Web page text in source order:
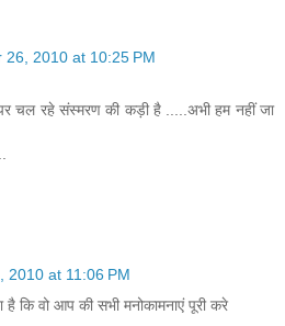
26, 2010 at 10:25 PM
चल रहे संस्मरण की कड़ी है .....अभी हम नहीं जा
2010 at 11:06 PM
है कि वो आप की सभी मनोकामनाएं पूरी करे